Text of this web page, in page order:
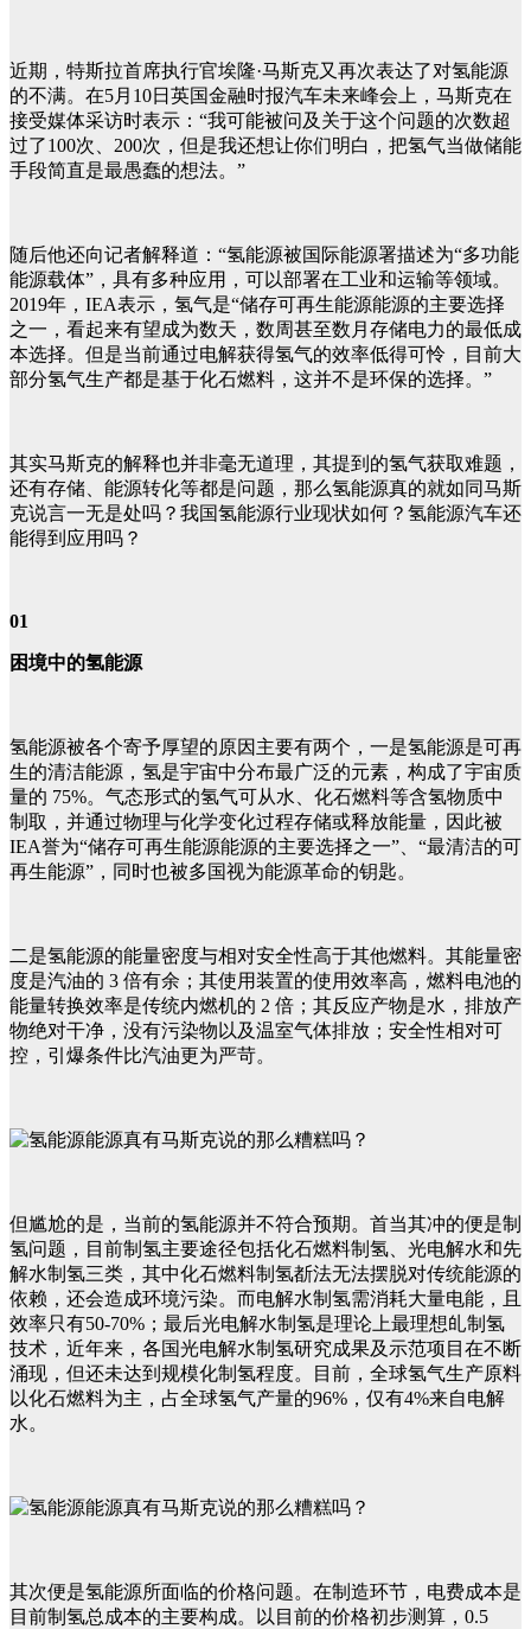
近期，特斯拉首席执行官埃隆·马斯克又再次表达了对氢能源
的不满。在5月10日英国金融时报汽车未来峰会上，马斯克在
接受媒体采访时表示：“我可能被问及关于这个问题的次数超
过了100次、200次，但是我还想让你们明白，把氢气当做储能
手段简直是最愚蠢的想法。”
随后他还向记者解释道：“氢能源被国际能源署描述为“多功能
能源载体”，具有多种应用，可以部署在工业和运输等领域。
2019年，IEA表示，氢气是“储存可再生能源能源的主要选择
之一，看起来有望成为数天，数周甚至数月存储电力的最低成
本选择。但是当前通过电解获得氢气的效率低得可怜，目前大
部分氢气生产都是基于化石燃料，这并不是环保的选择。”
其实马斯克的解释也并非毫无道理，其提到的氢气获取难题，
还有存储、能源转化等都是问题，那么氢能源真的就如同马斯
克说言一无是处吗？我国氢能源行业现状如何？氢能源汽车还
能得到应用吗？
01
困境中的氢能源
氢能源被各个寄予厚望的原因主要有两个，一是氢能源是可再
生的清洁能源，氢是宇宙中分布最广泛的元素，构成了宇宙质
量的 75%。气态形式的氢气可从水、化石燃料等含氢物质中
制取，并通过物理与化学变化过程存储或释放能量，因此被
IEA誉为“储存可再生能源能源的主要选择之一”、“最清洁的可
再生能源”，同时也被多国视为能源革命的钥匙。
二是氢能源的能量密度与相对安全性高于其他燃料。其能量密
度是汽油的 3 倍有余；其使用装置的使用效率高，燃料电池的
能量转换效率是传统内燃机的 2 倍；其反应产物是水，排放产
物绝对干净，没有污染物以及温室气体排放；安全性相对可
控，引爆条件比汽油更为严苛。
但尴尬的是，当前的氢能源并不符合预期。首当其冲的便是制
氢问题，目前制氢主要途径包括化石燃料制氢、光电解水和先
解水制氢三类，其中化石燃料制氢斱法无法摆脱对传统能源的
依赖，还会造成环境污染。而电解水制氢需消耗大量电能，且
效率只有50-70%；最后光电解水制氢是理论上最理想癿制氢
技术，近年来，各国光电解水制氢研究成果及示范项目在不断
涌现，但还未达到规模化制氢程度。目前，全球氢气生产原料
以化石燃料为主，占全球氢气产量的96%，仅有4%来自电解
水。
其次便是氢能源所面临的价格问题。在制造环节，电费成本是
目前制氢总成本的主要构成。以目前的价格初步测算，0.5